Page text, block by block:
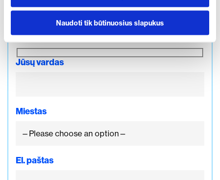
Naudoti tik būtinuosius slapukus
formą ir mes su jumis susisieksime.
Jūsų vardas
Miestas
El. paštas